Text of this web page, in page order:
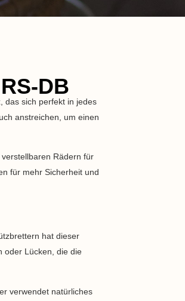
DB
das sich perfekt in jedes
anstreichen, um einen
Rädern für
für mehr Sicherheit und
hat dieser
oder Lücken, die die
verwendet natürliches